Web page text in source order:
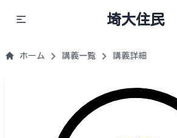
埼大住民
ホーム 講義一覧 講義詳細